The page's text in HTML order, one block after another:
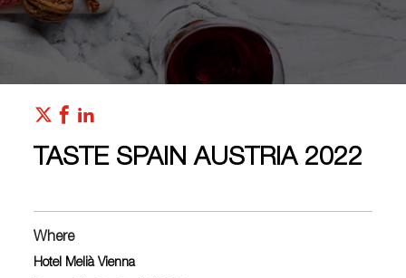
TASTE SPAIN AUSTRIA 2022
Where
Hotel Melià Vienna